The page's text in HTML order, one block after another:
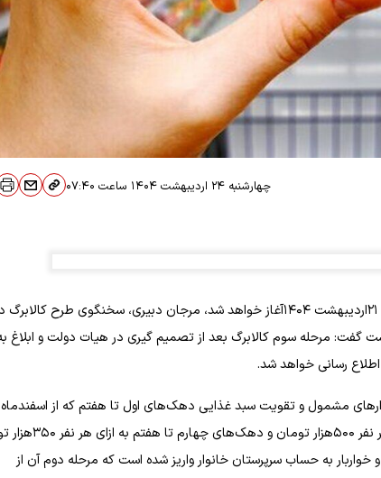
چهارشنبه ۲۴ اردیبهشت ۱۴۰۴ ساعت
در حالی که برخی رسانه ها نوشته اند مرحله سوم شارژ اعتبار کالابرگ از یکشنبه ۲۱اردیبهشت ۱۴۰۴آغاز خواهد شد، مرجان دبیری، سخنگوی طرح
گفت: مرحله سوم کالابرگ بعد از تصمیم گیری در هیات دولت و ابلاغ
اطلاع رسانی خواهد شد.
مشمول و تقویت سبد غذایی دهک‌های اول تا هفتم که از
گذشته اجرا شده است، گفت: در این طرح برای دهک‌های اول تا سوم به ازای هر
پروتئین و خواربار به حساب سرپرستان خانوار واریز شده است که مرحله دوم آن از